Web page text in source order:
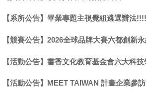
【系所公告】畢業專題主視覺組遴選辦法!!!!
【競賽公告】2026全球品牌大賽六都創新
【活動公告】書香文化教育基金會六大科
【活動公告】MEET TAIWAN 計畫企業參